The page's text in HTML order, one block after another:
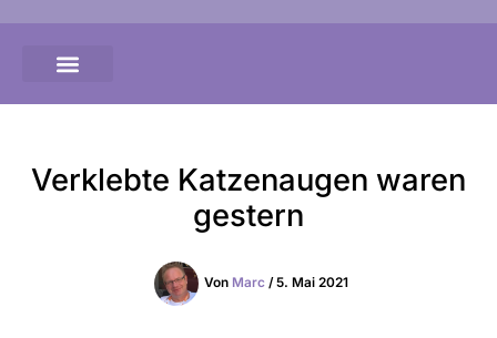
Verklebte Katzenaugen waren
gestern
Von Marc /5. Mai 2021